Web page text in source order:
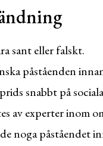
sant eller falskt.
påståenden
snabbt på
av experter inom
noga påståendet